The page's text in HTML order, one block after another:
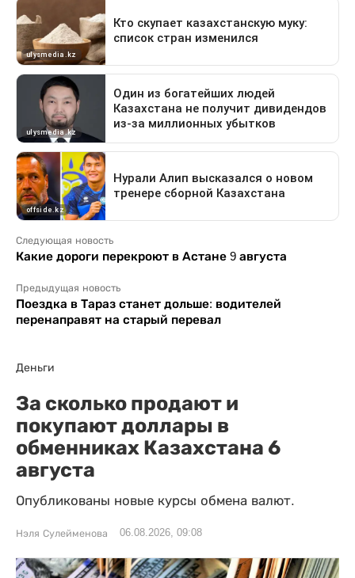
Следующая новость
Какие дороги перекроют в Астане 9 августа
Предыдущая новость
Поездка в Тараз станет дольше: водителей
перенаправят на старый перевал
Деньги
За сколько продают и
покупают доллары в
обменниках Казахстана 6
августа
Опубликованы новые курсы обмена валют.
Нэля Сулейменова 06.08.2026, 09:08